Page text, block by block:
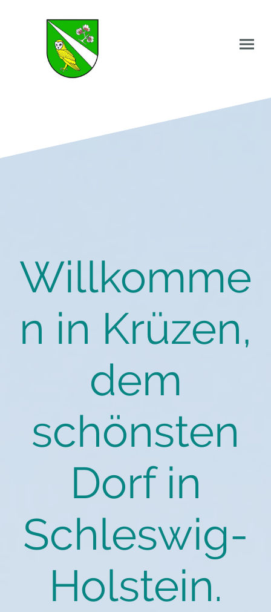
Willkomme
n in Krüzen,
dem
schönsten
Dorf in
Schleswig-
Holstein.